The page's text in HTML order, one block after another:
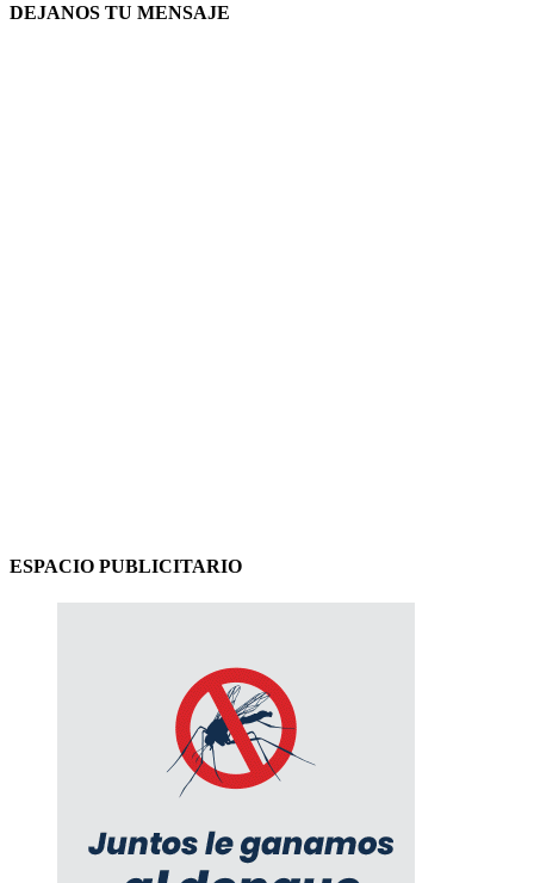
DEJANOS TU MENSAJE
ESPACIO PUBLICITARIO